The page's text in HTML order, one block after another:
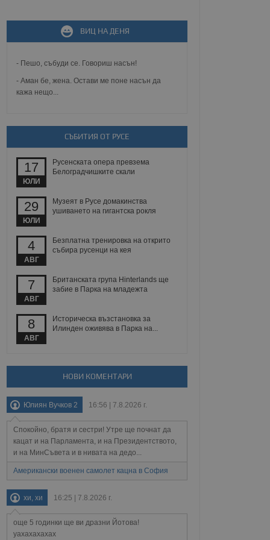
ВИЦ НА ДЕНЯ
- Пешо, събуди се. Говориш насън!
- Аман бе, жена. Остави ме поне насън да
кажа нещо...
СЪБИТИЯ ОТ РУСЕ
17
ЮЛИ
Русенската опера превзема
Белоградчишките скали
29
ЮЛИ
Музеят в Русе домакинства
ушиването на гигантска рокля
4
АВГ
Безплатна тренировка на открито
събира русенци на кея
7
АВГ
Британската група Hinterlands ще
забие в Парка на младежта
8
АВГ
Историческа възстановка за
Илинден оживява в Парка на...
НОВИ КОМЕНТАРИ
Юлиян Вучков 2 16:56 | 7.8.2026 г.
Спокойно, братя и сестри! Утре ще почнат да
кацат и на Парламента, и на Президентството,
и на МинСъвета и в нивата на дедо...
Американски военен самолет кацна в София
хи, хи 16:25 | 7.8.2026 г.
още 5 годинки ще ви дразни Йотова!
уахахахахах
зададена от уеб
MVC
известно като
Той не съдържа
при затваряне
на съгласието на
за тяхното
за съгласието
политики и
сесии.
между хората
за да се правят
уебсайт.
на
на бисквитките,
и
и предоставя
използва
потребител може
поведение и
на сайта. Тя
на сайта.
взаимодействия
и потребителския
за
се
данни,
на посещенията,
били заредени.
опит.
на прегледи на
на
тя може
новата или
на сайта. Тя
в целия
на социалните
Описание